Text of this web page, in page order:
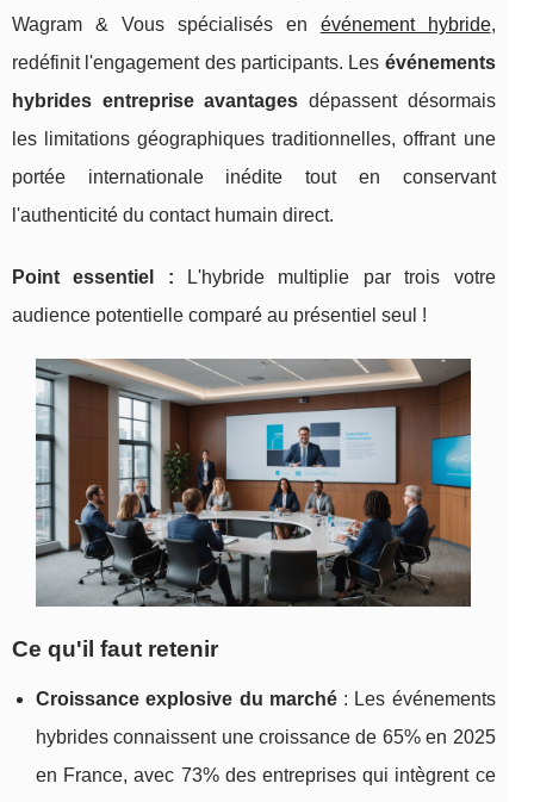
Wagram & Vous spécialisés en événement hybride,
redéfinit l'engagement des participants. Les événements
hybrides entreprise avantages dépassent désormais
les limitations géographiques traditionnelles, offrant une
portée internationale inédite tout en conservant
l'authenticité du contact humain direct.
Point essentiel :
L'hybride multiplie par trois votre
audience potentielle comparé au présentiel seul !
Ce qu'il faut retenir
Croissance explosive du marché: Les événements
hybrides connaissent une croissance de 65% en 2025
en France, avec 73% des entreprises qui intègrent ce